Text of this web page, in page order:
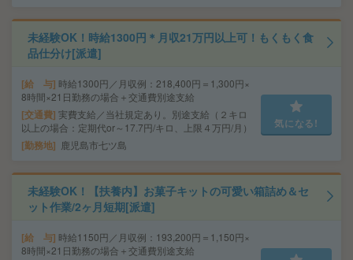
未経験OK！時給1300円＊月収21万円以上可！もくもく食
品仕分け[派遣]
給 与 時給1300円／月収例：218,400円＝1,300円×
8時間×21日勤務の場合＋交通費別途支給
交通費 実費支給／当社規定あり。別途支給（２キロ
以上の場合：定期代or～17.7円/キロ、上限４万円/月）
勤務地 鹿児島市七ツ島
気になる!
未経験OK！【扶養内】お菓子キットの可愛い箱詰め＆セ
ット作業/2ヶ月短期[派遣]
給 与 時給1150円／月収例：193,200円＝1,150円×
8時間×21日勤務の場合＋交通費別途支給